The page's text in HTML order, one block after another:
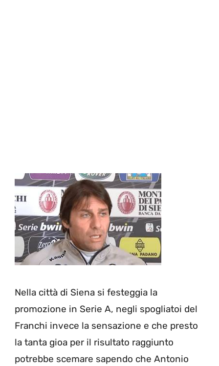
Nella città di Siena si festeggia la
promozione in Serie A, negli spogliatoi del
Franchi invece la sensazione e che presto
la tanta gioa per il risultato raggiunto
potrebbe scemare sapendo che Antonio